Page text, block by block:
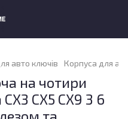
авто ключів Корпуса для
на чотири
CX5 CX9 3 6